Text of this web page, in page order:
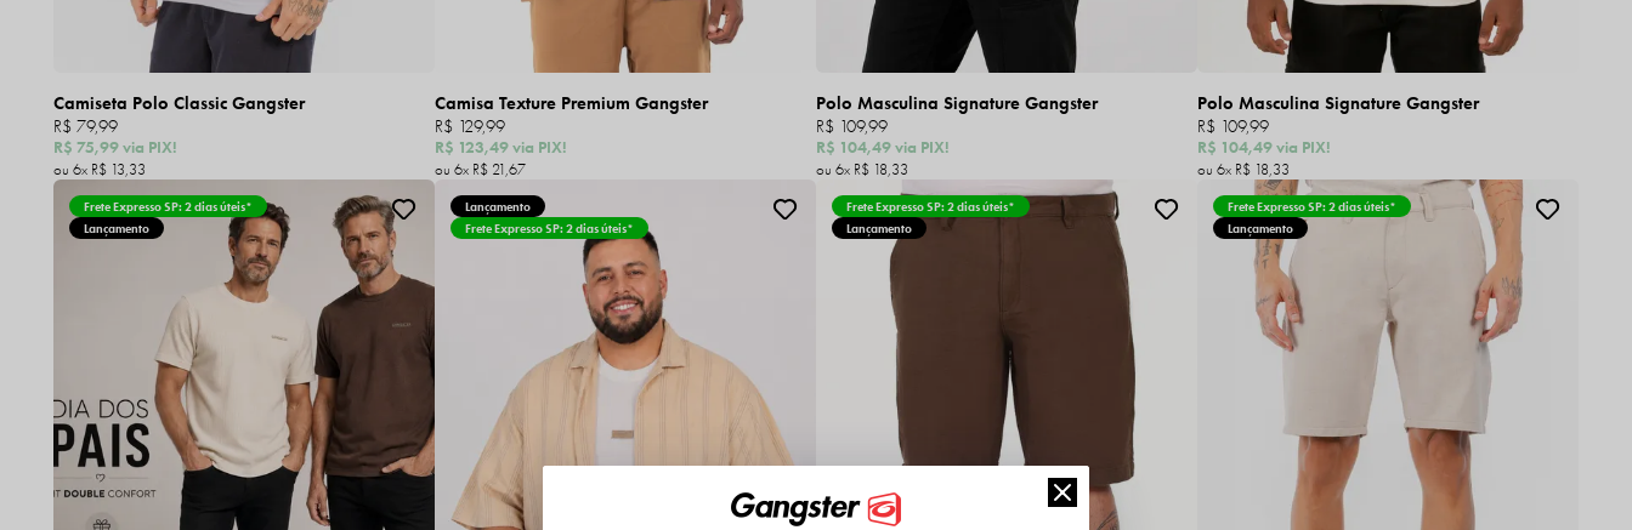
Camiseta Polo Classic Gangster
R$ 75,99via PIX!
R$ 79,99
6x R$ 13,33
Camisa Texture Premium Gangster
R$ 123,49via PIX!
R$ 129,99
6x R$ 21,67
Polo Masculina Signature Gangster
R$ 104,49via PIX!
R$ 109,99
6x R$ 18,33
Polo Masculina Signature Gangster
R$ 104,49via PIX!
R$ 109,99
6x R$ 18,33
Frete Expresso SP: 2 dias úteis*
Lançamento
Lançamento
Frete Expresso SP: 2 dias úteis*
Frete Expresso SP: 2 dias úteis*
Lançamento
Frete Expresso SP: 2 dias úteis*
Lançamento